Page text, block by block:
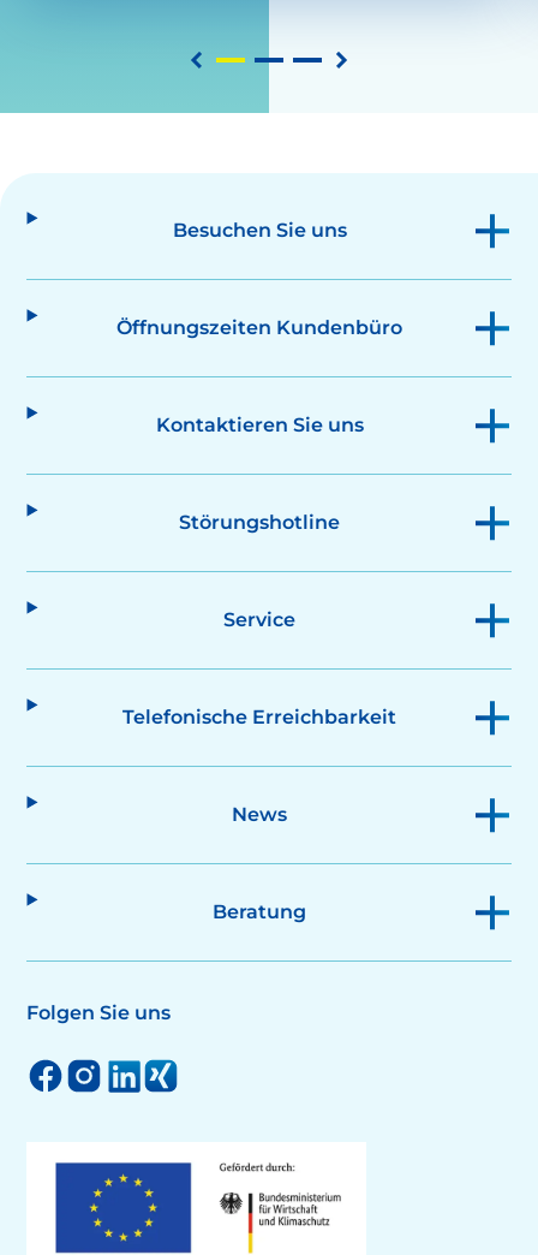
Besuchen Sie uns
Öffnungszeiten Kundenbüro
Kontaktieren Sie uns
Störungshotline
Service
Telefonische Erreichbarkeit
News
Beratung
Folgen Sie uns